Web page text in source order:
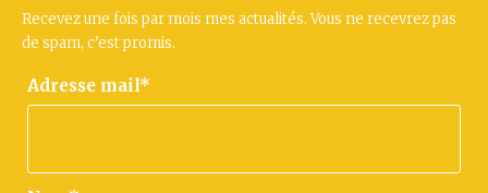
Recevez une fois par mois mes actualités. Vous ne recevrez pas
de spam, c’est promis.
Adresse mail*